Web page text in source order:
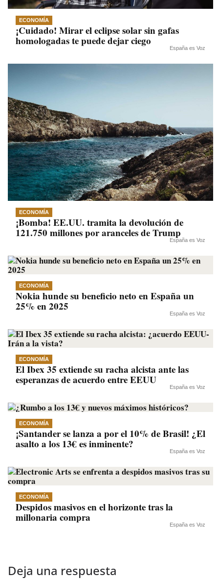
ECONOMÍA
¡Cuidado! Mirar el eclipse solar sin gafas
homologadas te puede dejar ciego
España es Voz
ECONOMÍA
¡Bomba! EE.UU. tramita la devolución de
121.750 millones por aranceles de Trump
España es Voz
ECONOMÍA
Nokia hunde su beneficio neto en España un
25% en 2025
España es Voz
ECONOMÍA
El Ibex 35 extiende su racha alcista ante las
esperanzas de acuerdo entre EEUU
España es Voz
ECONOMÍA
¡Santander se lanza a por el 10% de Brasil! ¿El
asalto a los 13€ es inminente?
España es Voz
ECONOMÍA
Despidos masivos en el horizonte tras la
millonaria compra
España es Voz
Deja una respuesta